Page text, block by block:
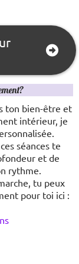
ton bien-être et
intérieur, je
séances te
et de
rythme.
tu peux
pour toi ici :